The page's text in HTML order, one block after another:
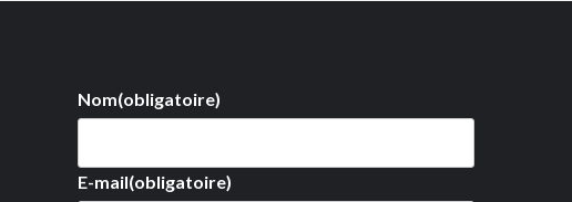
Nom(obligatoire)
E-mail(obligatoire)